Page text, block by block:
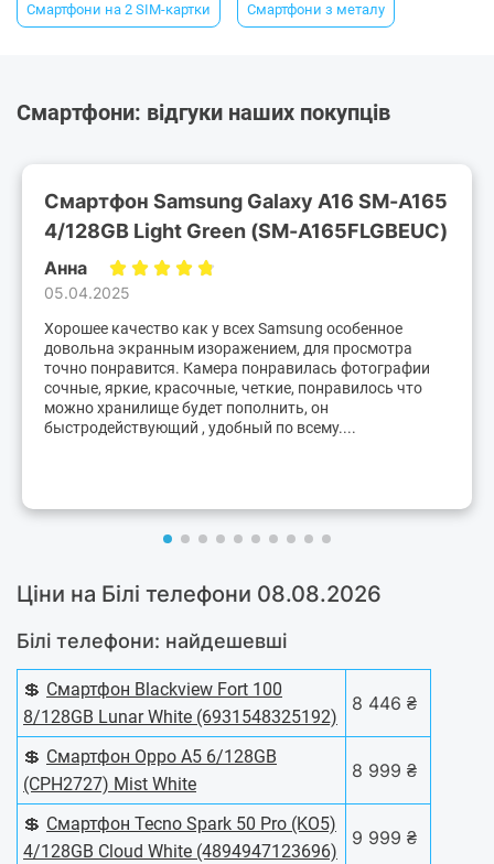
Смартфони на 2 SIM-картки Смартфони з металу
Смартфони: відгуки наших покупців
Смартфон Samsung Galaxy A16 SM-A165
4/128GB Light Green (SM-A165FLGBEUC)
Анна
05.04.2025
Хорошее качество как у всех Samsung особенное
довольна экранным изоражением, для просмотра
точно понравится. Камера понравилась фотографии
сочные, яркие, красочные, четкие, понравилось что
можно хранилище будет пополнить, он
быстродействующий , удобный по всему....
Ціни на Білі телефони 08.08.2026
Білі телефони: найдешевші
💲 Смартфон Blackview Fort 100
8/128GB Lunar White (6931548325192)
8 446 ₴
💲 Смартфон Oppo A5 6/128GB
(CPH2727) Mist White
8 999 ₴
💲 Смартфон Tecno Spark 50 Pro (KO5)
4/128GB Cloud White (4894947123696)
9 999 ₴